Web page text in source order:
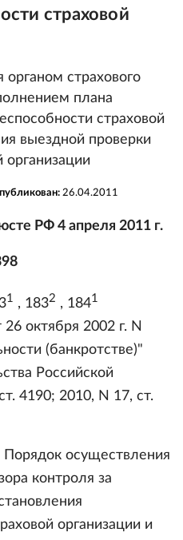
страховой
страхового
плана
страховой
выездной проверки
организации
26.04.2011
РФ 4 апреля 2011 г.
1 , 1832 , 1841
октября 2002 г. N
(банкротстве)"
Российской
4190; 2010, N 17, ст.
осуществления
контроля за
организации и